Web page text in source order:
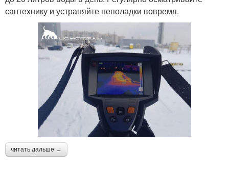
сантехнику и устраняйте неполадки вовремя.
читать дальше →